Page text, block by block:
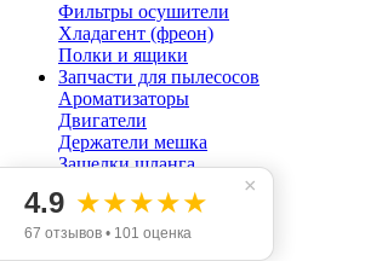
Фильтры осушители
Хладагент (фреон)
Полки и ящики
Запчасти для пылесосов
Ароматизаторы
Двигатели
Держатели мешка
Защелки шланга
Мешок пылесоса
Помпы
×
4.9 ★★★★★
67 отзывов • 101 оценка